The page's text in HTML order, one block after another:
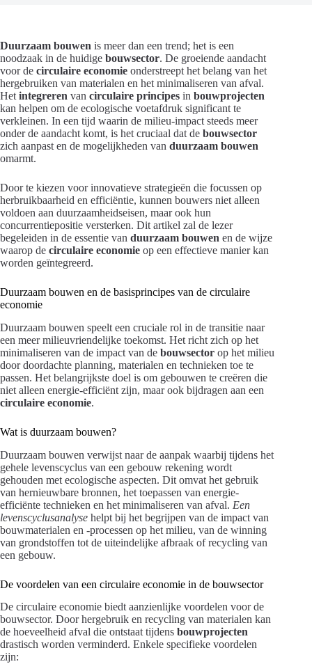
Duurzaam bouwen is meer dan een trend; het is een
noodzaak in de huidige bouwsector. De groeiende aandacht
voor de circulaire economie onderstreept het belang van het
hergebruiken van materialen en het minimaliseren van afval.
Het integreren van circulaire principes in bouwprojecten
kan helpen om de ecologische voetafdruk significant te
verkleinen. In een tijd waarin de milieu-impact steeds meer
onder de aandacht komt, is het cruciaal dat de bouwsector
zich aanpast en de mogelijkheden van duurzaam bouwen
omarmt.
Door te kiezen voor innovatieve strategieën die focussen op
herbruikbaarheid en efficiëntie, kunnen bouwers niet alleen
voldoen aan duurzaamheidseisen, maar ook hun
concurrentiepositie versterken. Dit artikel zal de lezer
begeleiden in de essentie van duurzaam bouwen en de wijze
waarop de circulaire economie op een effectieve manier kan
worden geïntegreerd.
Duurzaam bouwen en de basisprincipes van de circulaire
economie
Duurzaam bouwen speelt een cruciale rol in de transitie naar
een meer milieuvriendelijke toekomst. Het richt zich op het
minimaliseren van de impact van de bouwsector op het milieu
door doordachte planning, materialen en technieken toe te
passen. Het belangrijkste doel is om gebouwen te creëren die
niet alleen energie-efficiënt zijn, maar ook bijdragen aan een
circulaire economie.
Wat is duurzaam bouwen?
Duurzaam bouwen verwijst naar de aanpak waarbij tijdens het
gehele levenscyclus van een gebouw rekening wordt
gehouden met ecologische aspecten. Dit omvat het gebruik
van hernieuwbare bronnen, het toepassen van energie-
efficiënte technieken en het minimaliseren van afval. Een
levenscyclusanalyse helpt bij het begrijpen van de impact van
bouwmaterialen en -processen op het milieu, van de winning
van grondstoffen tot de uiteindelijke afbraak of recycling van
een gebouw.
De voordelen van een circulaire economie in de bouwsector
De circulaire economie biedt aanzienlijke voordelen voor de
bouwsector. Door hergebruik en recycling van materialen kan
de hoeveelheid afval die ontstaat tijdens bouwprojecten
drastisch worden verminderd. Enkele specifieke voordelen
zijn: